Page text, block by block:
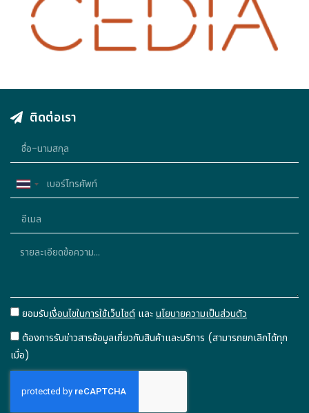
ติดต่อเรา
Thailand
ยอมรับเงื่อนไขในการใช้เว็บไซต์ และ นโยบายความเป็นส่วนตัว
ต้องการรับข่าวสารข้อมูลเกี่ยวกับสินค้าและบริการ (สามารถยกเลิกได้ทุก
เมื่อ)